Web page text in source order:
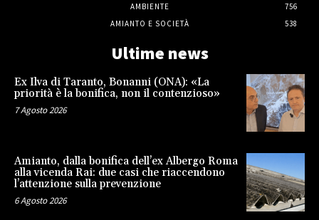
AMBIENTE
756
AMIANTO E SOCIETÀ
538
Ultime news
Ex Ilva di Taranto, Bonanni (ONA): «La
priorità è la bonifica, non il contenzioso»
7 Agosto 2026
Amianto, dalla bonifica dell’ex Albergo Roma
alla vicenda Rai: due casi che riaccendono
l’attenzione sulla prevenzione
6 Agosto 2026